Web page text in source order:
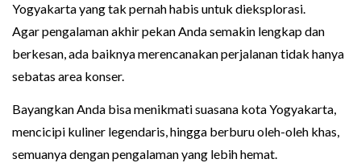
Yogyakarta yang tak pernah habis untuk dieksplorasi.
Agar pengalaman akhir pekan Anda semakin lengkap dan
berkesan, ada baiknya merencanakan perjalanan tidak hanya
sebatas area konser.
Bayangkan Anda bisa menikmati suasana kota Yogyakarta,
mencicipi kuliner legendaris, hingga berburu oleh-oleh khas,
semuanya dengan pengalaman yang lebih hemat.